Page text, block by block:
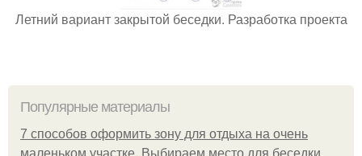
Летний вариант закрытой беседки. Разработка проекта
Популярные материалы
7 способов оформить зону для отдыха на очень
маленьком участке. Выбираем место для беседки